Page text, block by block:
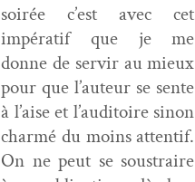
soirée c’est avec cet
impératif que je me
donne de servir au mieux
pour que l’auteur se sente
à l’aise et l’auditoire sinon
char­mé du moins atten­tif.
On ne peut se sous­traire